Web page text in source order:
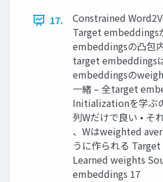
17.
Constrained
Target embeddings
embeddingsの凸包
target embeddings
embeddingsの
一緒 – 全target
Initializationを学ぶ
列Wだけで良い • そ
、Wはweighted
うに作られる
Learned weights
embeddings 17